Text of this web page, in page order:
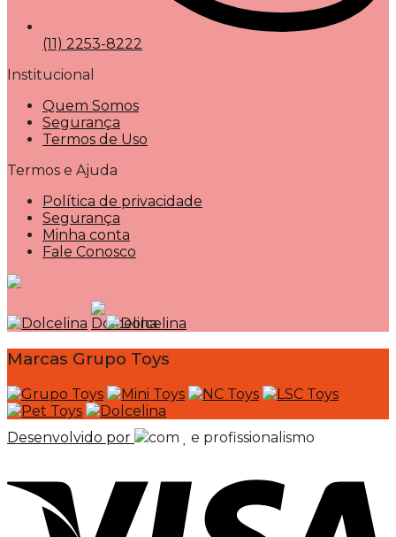
(11) 2253-8222
Institucional
Quem Somos
Segurança
Termos de Uso
Termos e Ajuda
Política de privacidade
Segurança
Minha conta
Fale Conosco
Marcas Grupo Toys
Desenvolvido por com e profissionalismo